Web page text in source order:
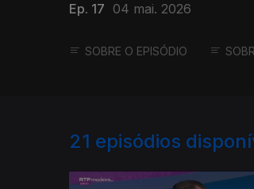
Ep. 17 04 mai. 2026
SOBRE O EPISÓDIO
21 episódios